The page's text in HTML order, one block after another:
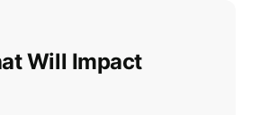
Will Impact